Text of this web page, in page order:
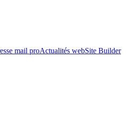
mail proActualités webSite Builder